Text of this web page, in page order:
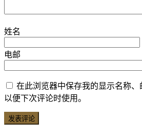
姓名
电邮
在此浏览器中保存我的显示名称、
以便下次评论时使用。